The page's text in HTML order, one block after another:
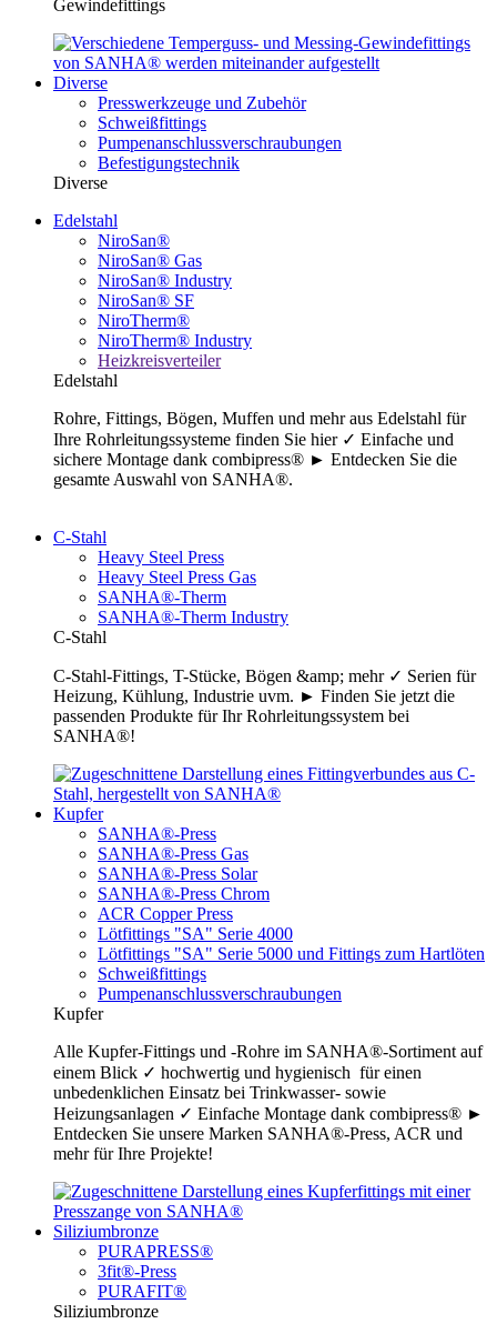
Gewindefittings
Diverse
Presswerkzeuge und Zubehör
Schweißfittings
Pumpenanschlussverschraubungen
Befestigungstechnik
Diverse
Edelstahl
NiroSan®
NiroSan® Gas
NiroSan® Industry
NiroSan® SF
NiroTherm®
NiroTherm® Industry
Heizkreisverteiler
Edelstahl
Rohre, Fittings, Bögen, Muffen und mehr aus Edelstahl für
Ihre Rohrleitungssysteme finden Sie hier ✓ Einfache und
sichere Montage dank combipress® ► Entdecken Sie die
gesamte Auswahl von SANHA®.
C-Stahl
Heavy Steel Press
Heavy Steel Press Gas
SANHA®-Therm
SANHA®-Therm Industry
C-Stahl
C-Stahl-Fittings, T-Stücke, Bögen &amp; mehr ✓ Serien für
Heizung, Kühlung, Industrie uvm. ► Finden Sie jetzt die
passenden Produkte für Ihr Rohrleitungssystem bei
SANHA®!
Kupfer
SANHA®-Press
SANHA®-Press Gas
SANHA®-Press Solar
SANHA®-Press Chrom
ACR Copper Press
Lötfittings "SA" Serie 4000
Lötfittings "SA" Serie 5000 und Fittings zum Hartlöten
Schweißfittings
Pumpenanschlussverschraubungen
Kupfer
Alle Kupfer-Fittings und -Rohre im SANHA®-Sortiment auf
einem Blick ✓ hochwertig und hygienisch für einen
unbedenklichen Einsatz bei Trinkwasser- sowie
Heizungsanlagen ✓ Einfache Montage dank combipress® ►
Entdecken Sie unsere Marken SANHA®-Press, ACR und
mehr für Ihre Projekte!
Siliziumbronze
PURAPRESS®
3fit®-Press
PURAFIT®
Siliziumbronze